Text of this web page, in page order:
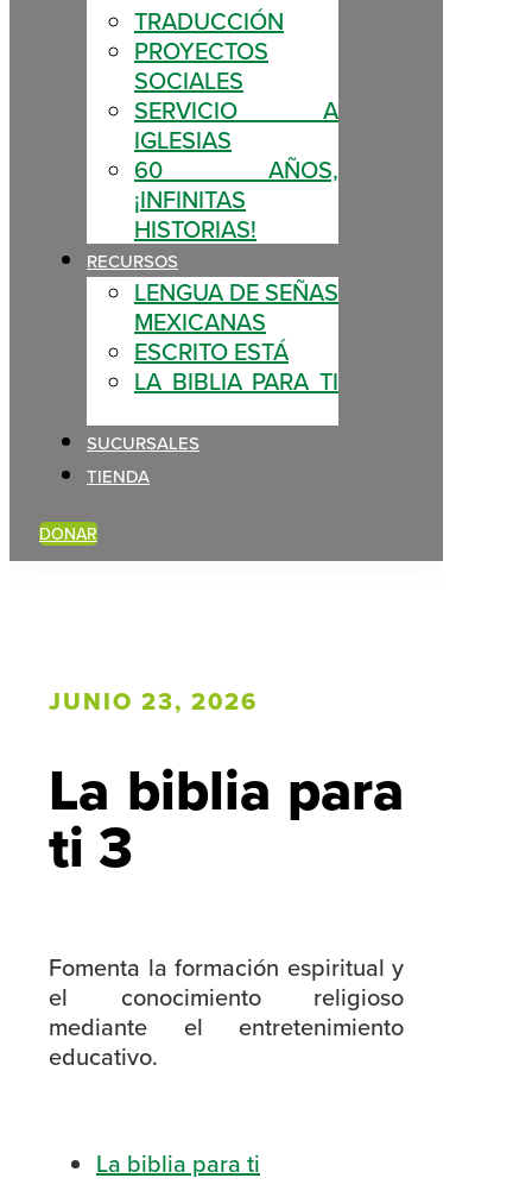
TRADUCCIÓN
PROYECTOS
SOCIALES
SERVICIO A
IGLESIAS
60 AÑOS,
¡INFINITAS
HISTORIAS!
RECURSOS
LENGUA DE SEÑAS
MEXICANAS
ESCRITO ESTÁ
LA BIBLIA PARA TI
SUCURSALES
TIENDA
DONAR
JUNIO 23, 2026
La biblia para
ti 3
Fomenta la formación espiritual y
el conocimiento religioso
mediante el entretenimiento
educativo.
La biblia para ti